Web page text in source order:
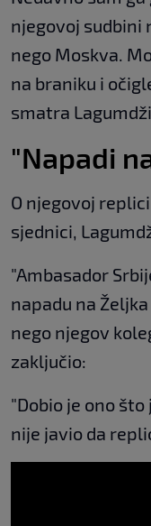
njegovoj sudbini
nego Moskva.
na braniku i
smatra
"Napadi
O njegovoj
sjednici,
"Ambasador
napadu na
nego njegov
zaključio:
"Dobio je ono
nije javio da